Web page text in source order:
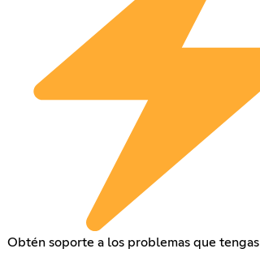
Obtén soporte a los problemas que tengas